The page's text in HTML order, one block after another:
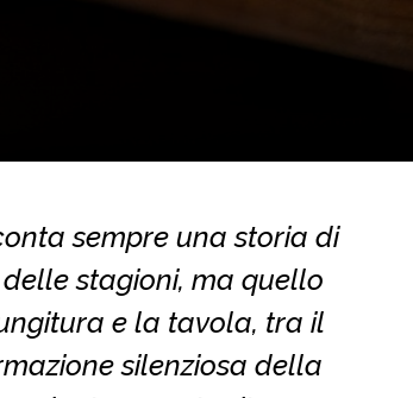
sempre una storia di
stagioni, ma quello
e la tavola, tra il
silenziosa della